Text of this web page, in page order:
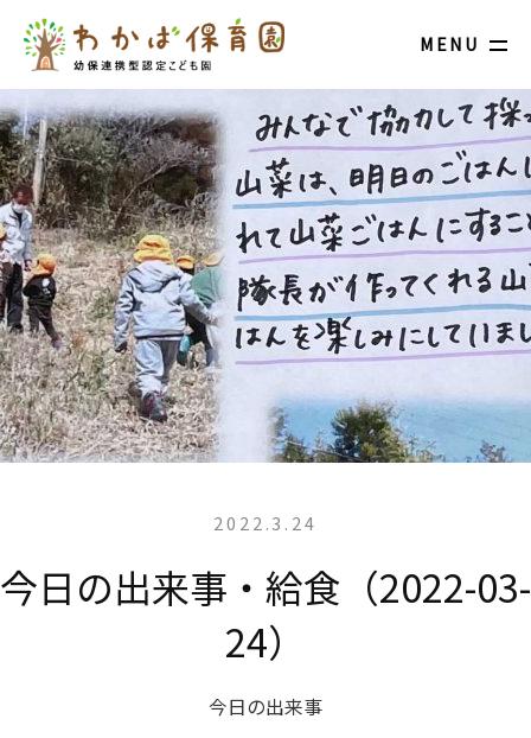
MENU
2022.3.24
今日の出来事・給食（2022-03-
24）
今日の出来事